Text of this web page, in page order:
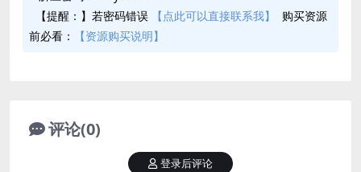
【提醒：】若密码错误
【点此可以直接联系我】
购买资源
前必看：
【资源购买说明】
评论(0)
登录后评论